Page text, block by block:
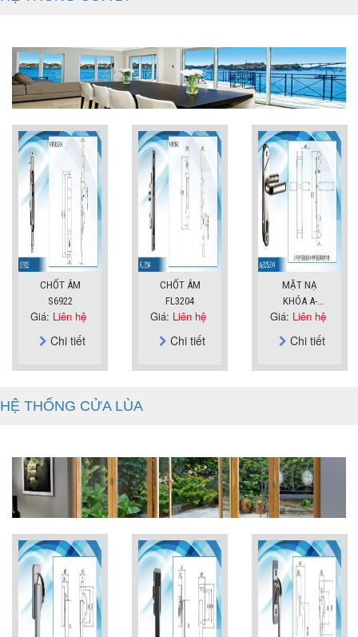
CHỐT ÂM
S6922
Giá: Liên hệ
Chi tiết
CHỐT ÂM
FL3204
Giá: Liên hệ
Chi tiết
MẶT NẠ
KHÓA A-
SUS304
Giá: Liên hệ
Chi tiết
HỆ THỐNG CỬA LÙA